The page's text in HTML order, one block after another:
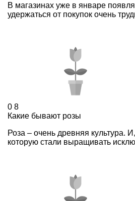
В магазинах уже в январе
удержаться от покупок очень
0 8
Какие бывают розы
Роза – очень древняя культура.
которую стали выращивать